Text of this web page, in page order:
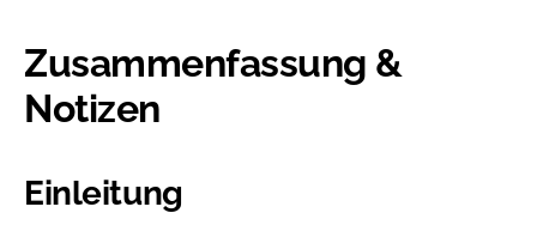
Zusammenfassung &
Notizen
Einleitung